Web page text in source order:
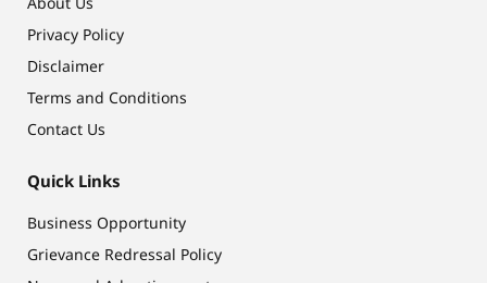
Privacy Policy
Disclaimer
Terms and Conditions
Contact Us
Quick Links
Business Opportunity
Grievance Redressal Policy